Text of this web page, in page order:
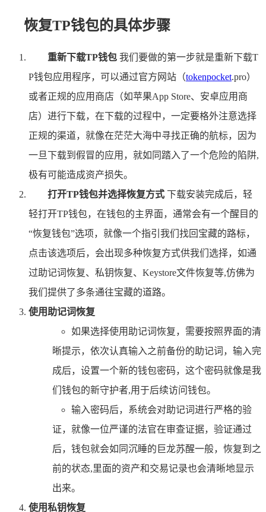
恢复TP钱包的具体步骤
重新下载TP钱包 我们要做的第一步就是重新下载T
P钱包应用程序，可以通过官方网站（tokenpocket.pro）
或者正规的应用商店（如苹果App Store、安卓应用商
店）进行下载，在下载的过程中，一定要格外注意选择
正规的渠道，就像在茫茫大海中寻找正确的航标，因为
一旦下载到假冒的应用，就如同踏入了一个危险的陷阱,
极有可能造成资产损失。
打开TP钱包并选择恢复方式 下载安装完成后，轻
轻打开TP钱包，在钱包的主界面，通常会有一个醒目的
“恢复钱包”选项，就像一个指引我们找回宝藏的路标，
点击该选项后，会出现多种恢复方式供我们选择，如通
过助记词恢复、私钥恢复、Keystore文件恢复等,仿佛为
我们提供了多条通往宝藏的道路。
使用助记词恢复
如果选择使用助记词恢复，需要按照界面的清
晰提示，依次认真输入之前备份的助记词，输入完
成后，设置一个新的钱包密码，这个密码就像是我
们钱包的新守护者,用于后续访问钱包。
输入密码后，系统会对助记词进行严格的验
证，就像一位严谨的法官在审查证据，验证通过
后，钱包就会如同沉睡的巨龙苏醒一般，恢复到之
前的状态,里面的资产和交易记录也会清晰地显示
出来。
使用私钥恢复